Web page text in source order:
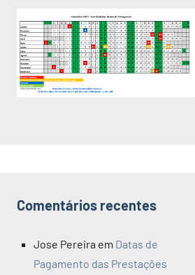
Comentários recentes
Jose Pereira em Datas de
Pagamento das Prestações